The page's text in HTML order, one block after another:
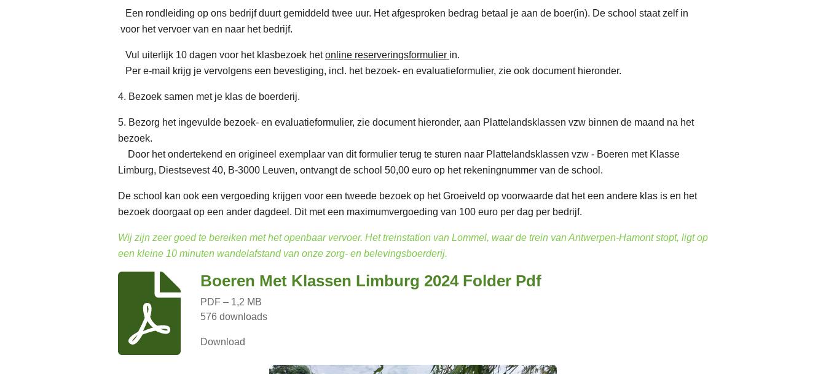
Een rondleiding op ons bedrijf duurt gemiddeld twee uur. Het afgesproken bedrag betaal je aan de boer(in). De school staat zelf in
voor het vervoer van en naar het bedrijf.
Vul uiterlijk 10 dagen voor het klasbezoek hetonline reserveringsformulier in.
Per e-mail krijg je vervolgens een bevestiging, incl. het bezoek- en evaluatieformulier, zie ook document hieronder.
4. Bezoek samen met je klas de boerderij.
5. Bezorg het ingevulde bezoek- en evaluatieformulier, zie document hieronder, aan Plattelandsklassen vzw binnen de maand na het
bezoek.
Door het ondertekend en origineel exemplaar van dit formulier terug te sturen naar Plattelandsklassen vzw - Boeren met Klasse
Limburg, Diestsevest 40, B-3000 Leuven, ontvangt de school 50,00 euro op het rekeningnummer van de school.
De school kan ook een vergoeding krijgen voor een tweede bezoek op het Groeiveld op voorwaarde dat het een andere klas is en het
bezoek doorgaat op een ander dagdeel. Dit met een maximumvergoeding van 100 euro per dag per bedrijf.
Wij zijn zeer goed te bereiken met het openbaar vervoer. Het treinstation van Lommel, waar de trein van Antwerpen-Hamont stopt, ligt op
een kleine 10 minuten wandelafstand van onze zorg- en belevingsboerderij.
Boeren Met Klassen Limburg 2024 Folder Pdf
PDF – 1,2 MB
576 downloads
Download